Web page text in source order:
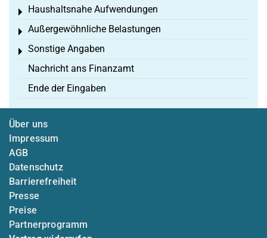
Haushaltsnahe Aufwendungen
Toggle menu
Außergewöhnliche Belastungen
Toggle menu
Sonstige Angaben
Toggle menu
Nachricht ans Finanzamt
Ende der Eingaben
Über uns
Impressum
AGB
Datenschutz
Barrierefreiheit
Presse
Preise
Partnerprogramm